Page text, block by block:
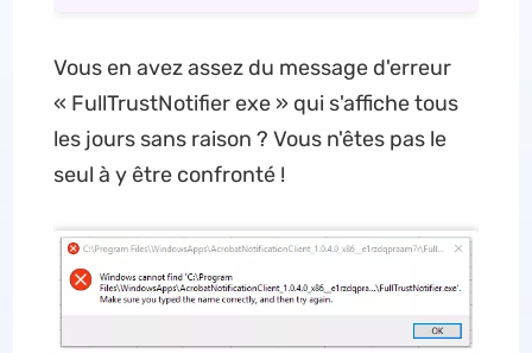
Vous en avez assez du message d'erreur
« FullTrustNotifier exe » qui s'affiche tous
les jours sans raison ? Vous n'êtes pas le
seul à y être confronté !